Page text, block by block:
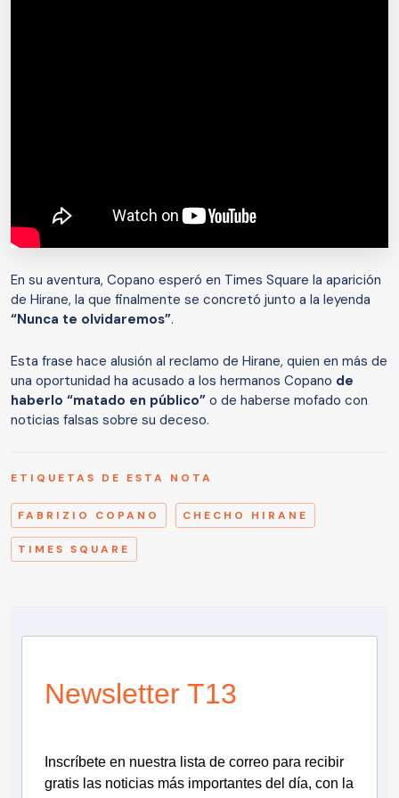
En su aventura, Copano esperó en Times Square la aparición
de Hirane, la que finalmente se concretó junto a la leyenda
“Nunca te olvidaremos”.
Esta frase hace alusión al reclamo de Hirane, quien en más de
una oportunidad ha acusado a los hermanos Copano de
haberlo “matado en público” o de haberse mofado con
noticias falsas sobre su deceso.
ETIQUETAS DE ESTA NOTA
FABRIZIO COPANO CHECHO HIRANE
TIMES SQUARE
Newsletter T13
Inscríbete en nuestra lista de correo para recibir
gratis las noticias más importantes del día, con la